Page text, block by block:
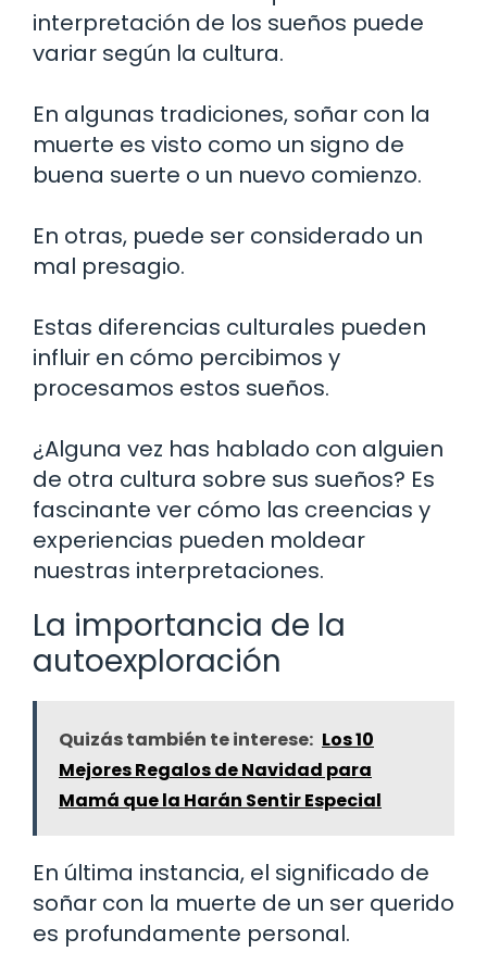
interpretación de los sueños puede
variar según la cultura.
En algunas tradiciones, soñar con la
muerte es visto como un signo de
buena suerte o un nuevo comienzo.
En otras, puede ser considerado un
mal presagio.
Estas diferencias culturales pueden
influir en cómo percibimos y
procesamos estos sueños.
¿Alguna vez has hablado con alguien
de otra cultura sobre sus sueños? Es
fascinante ver cómo las creencias y
experiencias pueden moldear
nuestras interpretaciones.
La importancia de la
autoexploración
Quizás también te interese: Los 10
Mejores Regalos de Navidad para
Mamá que la Harán Sentir Especial
En última instancia, el significado de
soñar con la muerte de un ser querido
es profundamente personal.